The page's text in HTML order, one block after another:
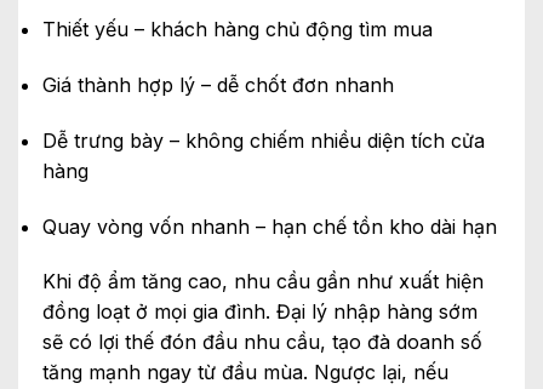
Thiết yếu – khách hàng chủ động tìm mua
Giá thành hợp lý – dễ chốt đơn nhanh
Dễ trưng bày – không chiếm nhiều diện tích cửa
hàng
Quay vòng vốn nhanh – hạn chế tồn kho dài hạn
Khi độ ẩm tăng cao, nhu cầu gần như xuất hiện
đồng loạt ở mọi gia đình. Đại lý nhập hàng sớm
sẽ có lợi thế đón đầu nhu cầu, tạo đà doanh số
tăng mạnh ngay từ đầu mùa. Ngược lại, nếu